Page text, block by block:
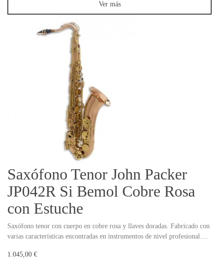
Ver más
Saxófono Tenor John Packer
JP042R Si Bemol Cobre Rosa
con Estuche
Saxófono tenor con cuerpo en cobre rosa y llaves doradas. Fabricado con
varias características encontradas en instrumentos de nivel profesional....
1.045,00 €